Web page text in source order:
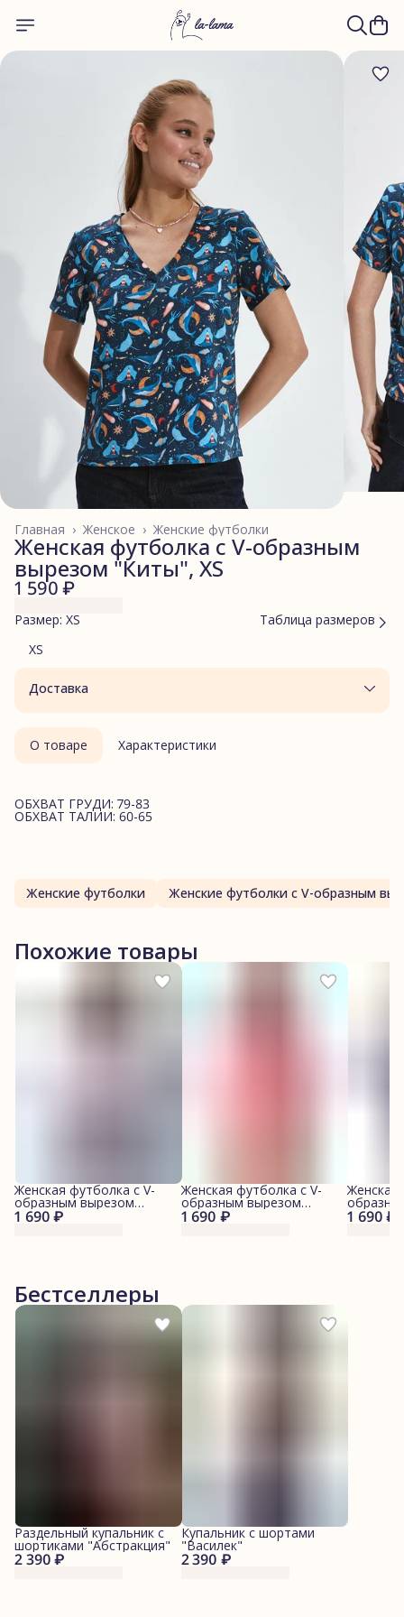
Женские футболки
Женское ›
Главная ›
Женская футболка с V-образным
вырезом "Киты", XS
1 590 ₽
Размер: XS
Таблица размеров
XS
Доставка
О товаре Характеристики
ОБХВАТ ГРУДИ: 79-83
ОБХВАТ ТАЛИИ: 60-65
Женские футболки Женские футболки с V-образным
Похожие товары
1 690 ₽
Женская футболка с V-
образным вырезом
"Морские котики" 1 690 ₽
Женская футболка с V-
образным вырезом
"Леопарды" 1 690 ₽
Женская
"Джинса"
Бестселлеры
2 390 ₽
Раздельный купальник с
шортиками "Абстракция"
2 390 ₽
Купальник с шортами
"Василек"